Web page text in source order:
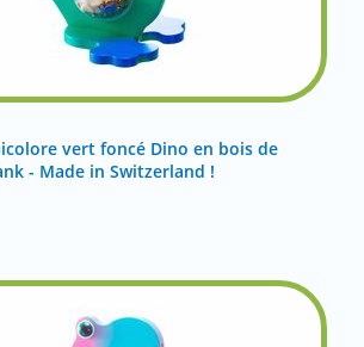
vert foncé Dino en bois de
- Made in Switzerland !